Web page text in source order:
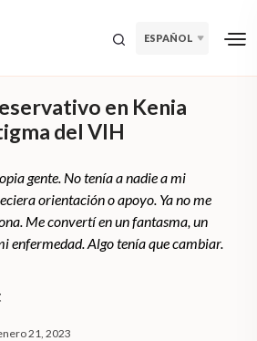
ESPAÑOL
en Kenia
del VIH
gente. No tenía a nadie a mi
orientación o apoyo. Ya no me
Me convertí en un fantasma, un
enfermedad. Algo tenía que cambiar.
21, 2023